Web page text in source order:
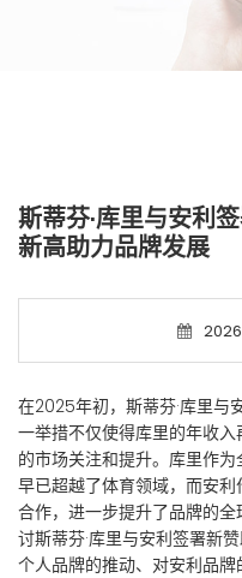
斯蒂芬·库里与安利
新高助力品牌发展
在2025年初，斯蒂芬·库里与
一举措不仅使得库里的年收
的市场关注和提升。库里作
早已超越了体育领域，而安
合作，进一步提升了品牌的
讨斯蒂芬·库里与安利签署新
个人品牌的推动、对安利品